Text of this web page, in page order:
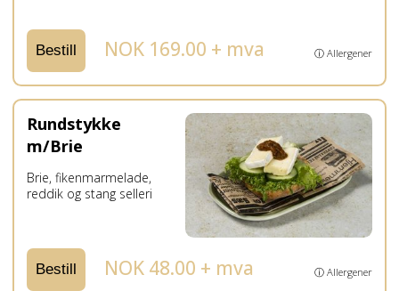
Bestill NOK 169.00 + mva ⓘ Allergener
Rundstykke
m/Brie
Brie, fikenmarmelade,
reddik og stang selleri
Bestill NOK 48.00 + mva ⓘ Allergener